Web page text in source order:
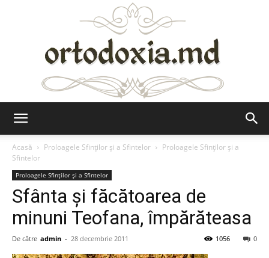
Acasă
Proloagele Sfinților și a Sfintelor
Proloagele Sfinților și a
Sfintelor
Proloagele Sfinților și a Sfintelor
Sfânta şi făcătoarea de
minuni Teofana, împărăteasa
De către admin - 28 decembrie 2011 0
1056